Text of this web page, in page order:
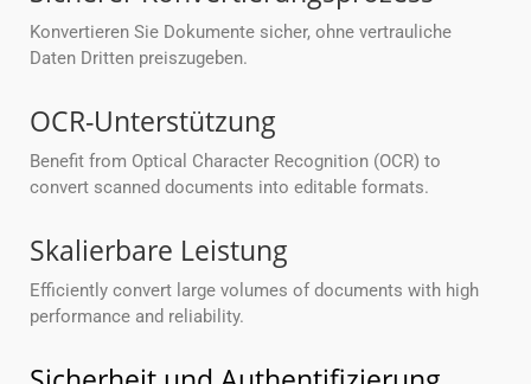
Konvertieren Sie Dokumente sicher, ohne vertrauliche
Daten Dritten preiszugeben.
OCR-Unterstützung
Benefit from Optical Character Recognition (OCR) to
convert scanned documents into editable formats.
Skalierbare Leistung
Efficiently convert large volumes of documents with high
performance and reliability.